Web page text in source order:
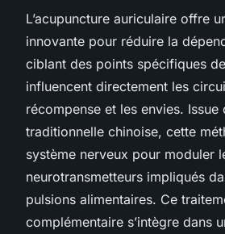
L’acupuncture auriculaire offre
innovante pour réduire la
ciblant des points spécifiques
influencent directement les
récompense et les envies. Issue
traditionnelle chinoise, cette
système nerveux pour moduler
neurotransmetteurs impliqués
pulsions alimentaires. Ce
complémentaire s’intègre dans